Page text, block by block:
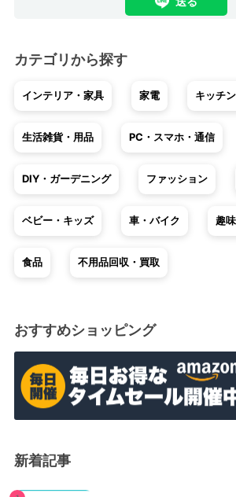
カテゴリから探す
インテリア・家具 家電 キッチ
生活雑貨・用品 PC・スマホ・通信
DIY・ガーデニング ファッション
ベビー・キッズ 車・バイク 趣
食品 不用品回収・買取
おすすめショッピング
新着記事